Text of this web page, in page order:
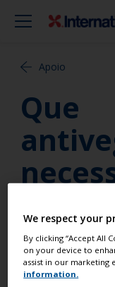
Apoio
Que
antivegetativo
suficiente a fim
época.A
tamanho e feito
We respect your
By clicking “Accept All
on your device to
assist in our marketing
information.